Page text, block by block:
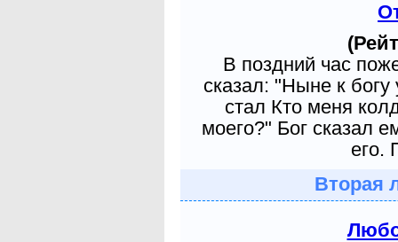
В поздний час
сказал: "Ныне к
стал Кто меня
моего?" Бог сказал
его.
Вторая